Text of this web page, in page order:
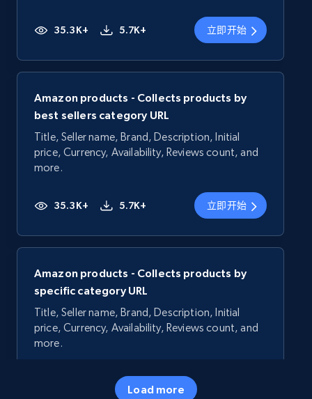
35.3K+ 5.7K+ 立即开始
Amazon products - Collects products by
best sellers category URL
Title, Seller name, Brand, Description, Initial
price, Currency, Availability, Reviews count, and
more.
35.3K+ 5.7K+ 立即开始
Amazon products - Collects products by
specific category URL
Title, Seller name, Brand, Description, Initial
price, Currency, Availability, Reviews count, and
more.
5.7K+
Load more